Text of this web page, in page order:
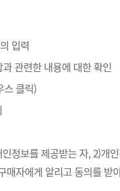
입력
관련한 내용에 대한 확인
스 클릭)
보를 제공받는 자, 2)개
자에게 알리고 동의를